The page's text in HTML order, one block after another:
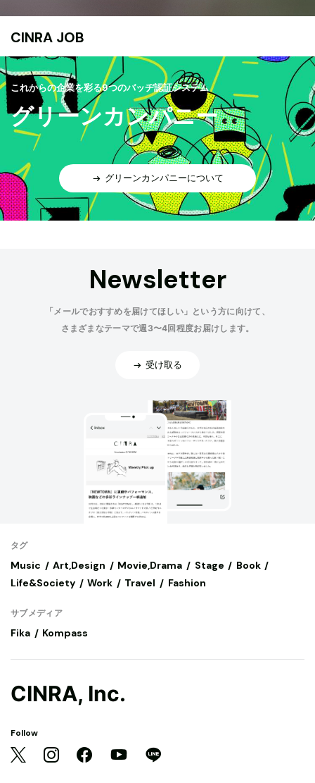
CINRA JOB
これからの企業を彩る9つのバッヂ認証システム
グリーンカンパニー
グリーンカンパニーについて
Newsletter
「メールでおすすめを届けてほしい」という方に向けて、
さまざまなテーマで週3〜4回程度お届けします。
受け取る
タグ
Music Art,Design Movie,Drama Stage
Book
Life&Society
Work Travel Fashion
サブメディア
Fika Kompass
CINRA, Inc.
Follow